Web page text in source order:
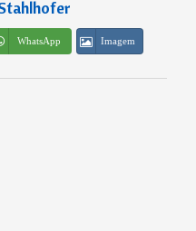
WhatsApp Imagem